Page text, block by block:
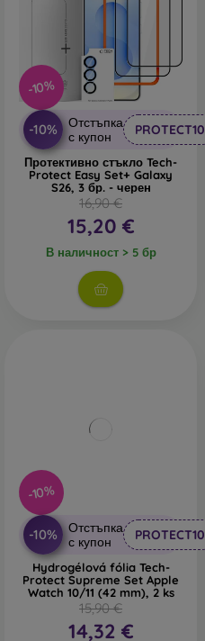
-10%
-10%
Отстъпка
с купон
PROTECT10
Протективно стъкло Tech-
Protect Easy Set+ Galaxy
S26, 3 бр. - черен
16,90 €
15,20 €
В наличност > 5 бр
-10%
-10%
Отстъпка
с купон
PROTECT10
Hydrogélová fólia Tech-
Protect Supreme Set Apple
Watch 10/11 (42 mm), 2 ks
15,90 €
14,32 €